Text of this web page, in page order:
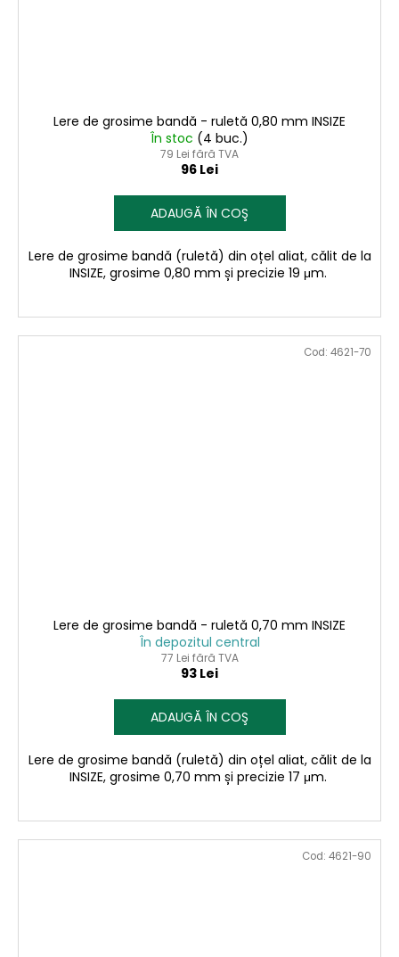
Lere de grosime bandă - ruletă 0,80 mm INSIZE
În stoc (4 buc.)
79 Lei fără TVA
96 Lei
ADAUGĂ ÎN COŞ
Lere de grosime bandă (ruletă) din oțel aliat, călit de la
INSIZE, grosime 0,80 mm și precizie 19 μm.
Lere de grosime bandă - ruletă 0,70 mm INSIZE
În depozitul central
77 Lei fără TVA
93 Lei
ADAUGĂ ÎN COŞ
Lere de grosime bandă (ruletă) din oțel aliat, călit de la
INSIZE, grosime 0,70 mm și precizie 17 μm.
Cod: 4621-70
Cod: 4621-90